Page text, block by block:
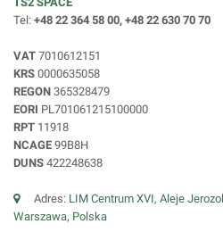
Tel: +48 22 364 58 00, +48 22 630 70 70
VAT 7010612151
KRS 0000635058
REGON 365328479
EORI PL701061215100000
RPT 11918
NCAGE 99B8H
DUNS 422248638
Adres: LIM Centrum XVI, Aleje
Warszawa, Polska